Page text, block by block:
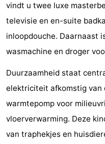
De
Riesen
-
Elements
-
Tjermelân
Last
minutes
Strand
Zien
vindt u twee luxe
televisie en en-suite
inloopdouche. Daarnaast
wasmachine en droger
Duurzaamheid staat
elektriciteit afkomstig van
warmtepomp voor
vloerverwarming. Deze
van traphekjes en